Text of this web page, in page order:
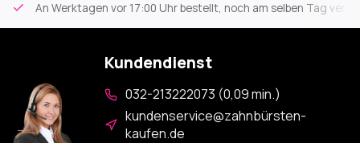
An Werktagen vor 17:00 Uhr bestellt, noch am selben Tag
Kundendienst
032-213222073 (0,09 min.)
kundenservice@zahnbürsten-
kaufen.de